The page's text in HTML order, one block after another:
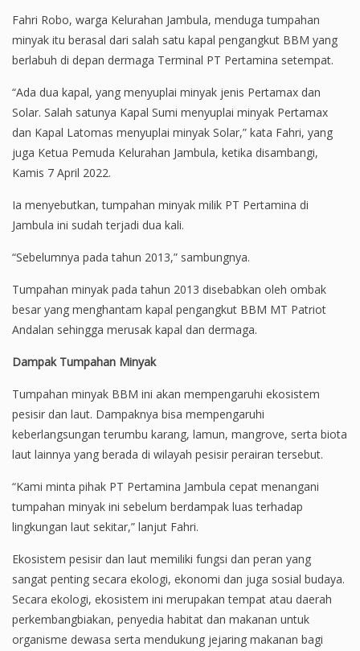
Fahri Robo, warga Kelurahan Jambula, menduga tumpahan
minyak itu berasal dari salah satu kapal pengangkut BBM yang
berlabuh di depan dermaga Terminal PT Pertamina setempat.
“Ada dua kapal, yang menyuplai minyak jenis Pertamax dan
Solar. Salah satunya Kapal Sumi menyuplai minyak Pertamax
dan Kapal Latomas menyuplai minyak Solar,” kata Fahri, yang
juga Ketua Pemuda Kelurahan Jambula, ketika disambangi,
Kamis 7 April 2022.
Ia menyebutkan, tumpahan minyak milik PT Pertamina di
Jambula ini sudah terjadi dua kali.
“Sebelumnya pada tahun 2013,” sambungnya.
Tumpahan minyak pada tahun 2013 disebabkan oleh ombak
besar yang menghantam kapal pengangkut BBM MT Patriot
Andalan sehingga merusak kapal dan dermaga.
Dampak Tumpahan Minyak
Tumpahan minyak BBM ini akan mempengaruhi ekosistem
pesisir dan laut. Dampaknya bisa mempengaruhi
keberlangsungan terumbu karang, lamun, mangrove, serta biota
laut lainnya yang berada di wilayah pesisir perairan tersebut.
“Kami minta pihak PT Pertamina Jambula cepat menangani
tumpahan minyak ini sebelum berdampak luas terhadap
lingkungan laut sekitar,” lanjut Fahri.
Ekosistem pesisir dan laut memiliki fungsi dan peran yang
sangat penting secara ekologi, ekonomi dan juga sosial budaya.
Secara ekologi, ekosistem ini merupakan tempat atau daerah
perkembangbiakan, penyedia habitat dan makanan untuk
organisme dewasa serta mendukung jejaring makanan bagi